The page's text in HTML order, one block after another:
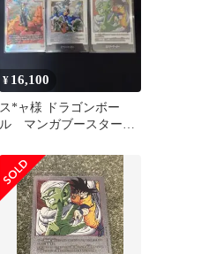
¥ 16,100
ス*ャ様 ドラゴンボー
ル マンガブースターカ